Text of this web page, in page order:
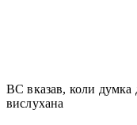
ВС вказав, коли думка
вислухана